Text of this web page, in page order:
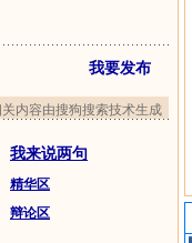
我要发布
关内容由搜狗搜索技术生成
我来说两句
精华区
辩论区